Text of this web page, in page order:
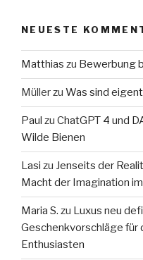
NEUESTE
Matthias zu Bewerbung
Müllerzu Was sind
Paul zu ChatGPT 4 und
Wilde Bienen
Lasi zu Jenseits der
Macht der Imagination
Maria S. zu Luxus neu
Geschenkvorschläge für
Enthusiasten